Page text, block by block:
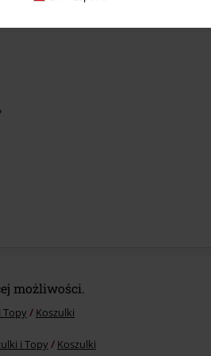
możliwości.
Topy Koszulki
i Topy Koszulki